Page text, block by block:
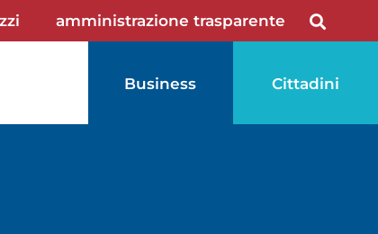
amministrazione trasparente
Business Cittadini